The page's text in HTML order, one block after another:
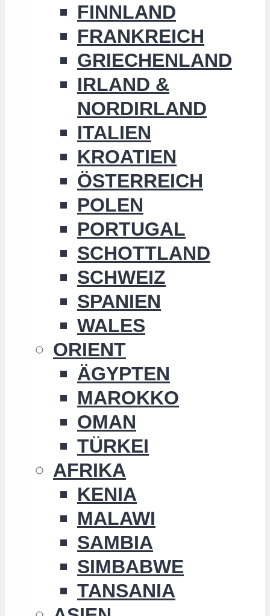
FINNLAND
FRANKREICH
GRIECHENLAND
IRLAND &
NORDIRLAND
ITALIEN
KROATIEN
ÖSTERREICH
POLEN
PORTUGAL
SCHOTTLAND
SCHWEIZ
SPANIEN
WALES
ORIENT
ÄGYPTEN
MAROKKO
OMAN
TÜRKEI
AFRIKA
KENIA
MALAWI
SAMBIA
SIMBABWE
TANSANIA